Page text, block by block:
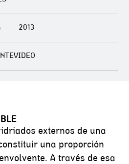
2013
externos de una
una proporción
A través de esa